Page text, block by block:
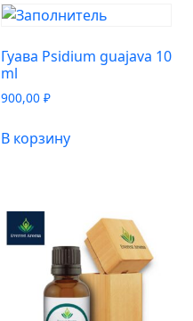
Гуава Psidium guajava 10
ml
900,00 ₽
В корзину